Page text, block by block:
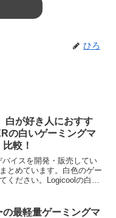
ひろ
白が好き人におすす
の白いゲーミングマ
較！
イスを開発・販売してい
とめています。白色のゲー
ください。Logicoolの白色
の最軽量ゲーミングマ